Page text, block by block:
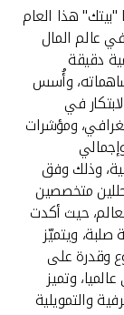
هذا العام
عالم المال
دقيقة
وأُسس
في
ومؤشرات
وذلك وفق
متخصصين
حيث أكدت
ويتميّز
وقدرة على
وتميز
والتمويلية